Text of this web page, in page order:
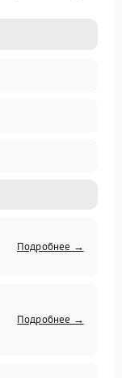
Подробнее →
Подробнее →